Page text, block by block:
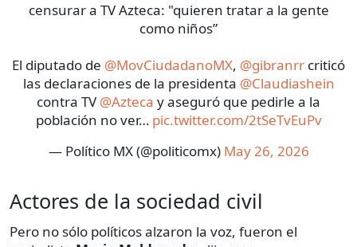
censurar a TV Azteca: "quieren tratar a la gente
como niños”
El diputado de @MovCiudadanoMX, @gibranrr criticó
las declaraciones de la presidenta @Claudiashein
contra TV @Azteca y aseguró que pedirle a la
población no ver… pic.twitter.com/2tSeTvEuPv
— Político MX (@politicomx) May 26, 2026
Actores de la sociedad civil
Pero no sólo políticos alzaron la voz, fueron el